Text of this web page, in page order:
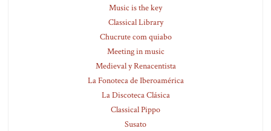
Music is the key
Classical Library
Chucrute com quiabo
Meeting in music
Medieval y Renacentista
La Fonoteca de Iberoamérica
La Discoteca Clásica
Classical Pippo
Susato